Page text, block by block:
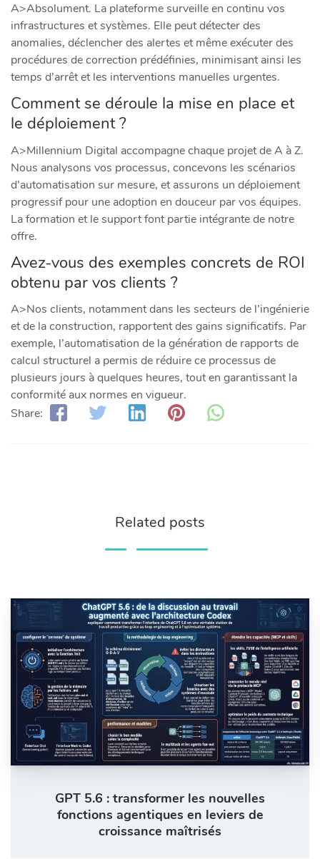
A>Absolument. La plateforme surveille en continu vos
infrastructures et systèmes. Elle peut détecter des
anomalies, déclencher des alertes et même exécuter des
procédures de correction prédéfinies, minimisant ainsi les
temps d’arrêt et les interventions manuelles urgentes.
Comment se déroule la mise en place et
le déploiement ?
A>Millennium Digital accompagne chaque projet de A à Z.
Nous analysons vos processus, concevons les scénarios
d’automatisation sur mesure, et assurons un déploiement
progressif pour une adoption en douceur par vos équipes.
La formation et le support font partie intégrante de notre
offre.
Avez-vous des exemples concrets de ROI
obtenu par vos clients ?
A>Nos clients, notamment dans les secteurs de l’ingénierie
et de la construction, rapportent des gains significatifs. Par
exemple, l’automatisation de la génération de rapports de
calcul structurel a permis de réduire ce processus de
plusieurs jours à quelques heures, tout en garantissant la
conformité aux normes en vigueur.
Share:
Related posts
GPT 5.6 : transformer les nouvelles
fonctions agentiques en leviers de
croissance maîtrisés